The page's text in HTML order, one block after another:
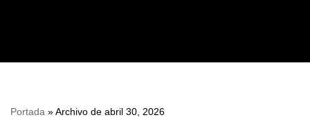
Portada »Archivo de abril 30, 2026